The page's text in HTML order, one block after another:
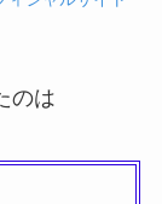
のは